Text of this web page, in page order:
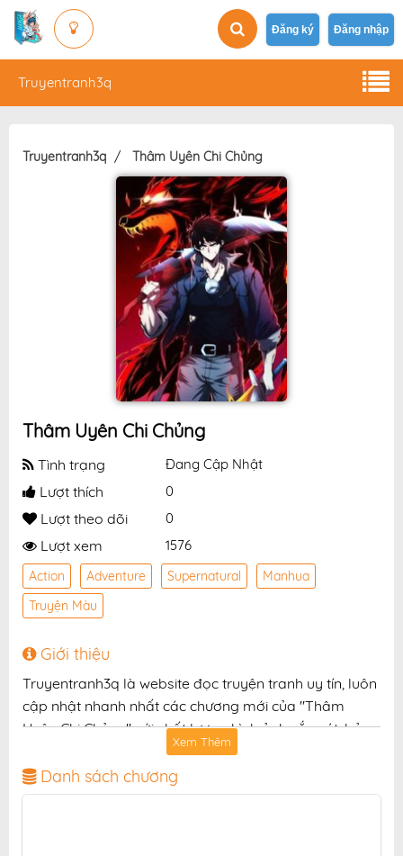
Đăng ký Đăng nhập
Truyentranh3q
Truyentranh3q Thâm Uyên Chi Chủng
Thâm Uyên Chi Chủng
Tình trạng Đang Cập Nhật
Lượt thích 0
Lượt theo dõi 0
Lượt xem 1576
Action Adventure Supernatural
Manhua
Truyện Màu
Giới thiệu
Truyentranh3q là website đọc truyện tranh uy tín, luôn
cập nhật nhanh nhất các chương mới của "Thâm
Uyên Chi Chủng" với chất lượng hình ảnh sắc nét, bản
dịch chuẩn và giao diện thân thiện, mang đến trải
nghiệm đọc truyện hấp dẫn, tiện lợi, hoàn toàn miễn
phí cho độc giả yêu thích truyện tranh online.
Xem Thêm
Danh sách chương